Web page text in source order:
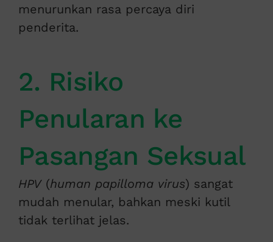
menurunkan rasa percaya diri
penderita.
2. Risiko
Penularan ke
Pasangan Seksual
HPV(human papilloma virus) sangat
mudah menular, bahkan meski kutil
tidak terlihat jelas.